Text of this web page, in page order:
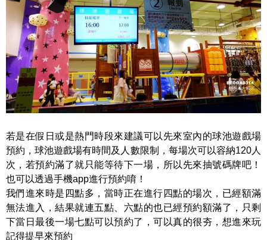
若是在假日或是熱門時段來建議可以先來室內的球池遊戲場
預約，球池遊戲場有時間及人數限制，每場次可以容納120人
次，若預約滿了就只能等待下一場，所以先來抽號碼牌吧！
也可以透過手機app進行預約唷！
我們進來時是四點多，當時正在進行四點的場次，已經額滿
無法進入，結果就連五點、六點的也已經預約額滿了，只剩
下當日最後一場七點可以預約了，可以真的很夯，想進來玩
記得提早來預約